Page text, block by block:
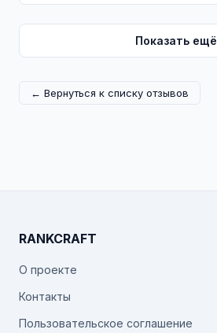
Показать ещё
← Вернуться к списку отзывов
RANKCRAFT
О проекте
Контакты
Пользовательское соглашение